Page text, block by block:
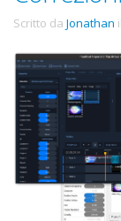
Scritto da Jonathan il